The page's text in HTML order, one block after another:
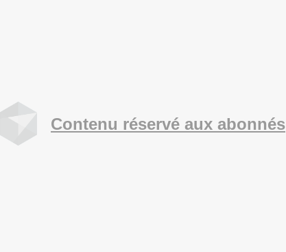
Contenu réservé aux abonnés